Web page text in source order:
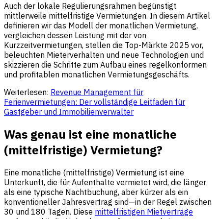
Auch der lokale Regulierungsrahmen begünstigt
mittlerweile mittelfristige Vermietungen. In diesem Artikel
definieren wir das Modell der monatlichen Vermietung,
vergleichen dessen Leistung mit der von
Kurzzeitvermietungen, stellen die Top-Märkte 2025 vor,
beleuchten Mieterverhalten und neue Technologien und
skizzieren die Schritte zum Aufbau eines regelkonformen
und profitablen monatlichen Vermietungsgeschäfts.
Weiterlesen: Revenue Management für
Ferienvermietungen: Der vollständige Leitfaden für
Gastgeber und Immobilienverwalter
Was genau ist eine monatliche
(mittelfristige) Vermietung?
Eine monatliche (mittelfristige) Vermietung ist eine
Unterkunft, die für Aufenthalte vermietet wird, die länger
als eine typische Nachtbuchung, aber kürzer als ein
konventioneller Jahresvertrag sind—in der Regel zwischen
30 und 180 Tagen. Diese mittelfristigen Mietverträge